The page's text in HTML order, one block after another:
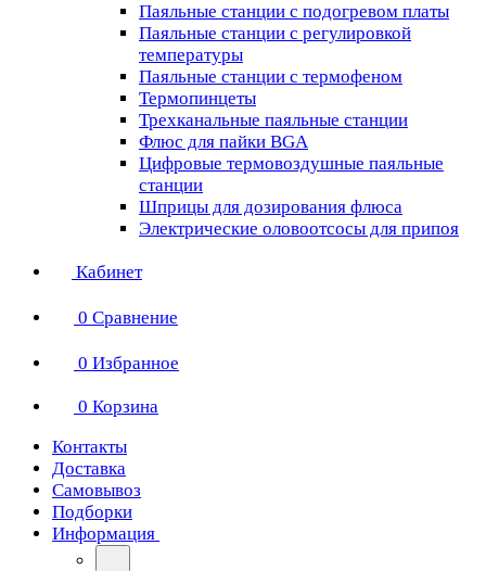
Паяльные станции с подогревом платы
Паяльные станции с регулировкой
температуры
Паяльные станции с термофеном
Термопинцеты
Трехканальные паяльные станции
Флюс для пайки BGA
Цифровые термовоздушные паяльные
станции
Шприцы для дозирования флюса
Электрические оловоотсосы для припоя
Кабинет
0 Сравнение
0 Избранное
0 Корзина
Контакты
Доставка
Самовывоз
Подборки
Информация